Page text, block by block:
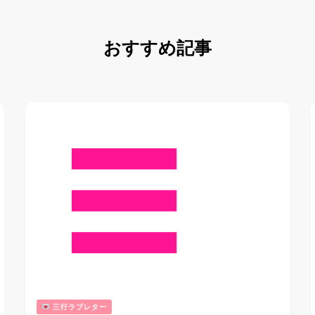
おすすめ記事
三行ラブレター